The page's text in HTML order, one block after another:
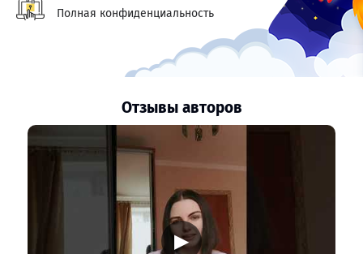
Полная конфиденциальность
Отзывы авторов
▶